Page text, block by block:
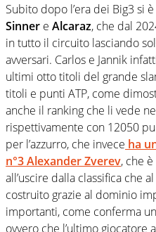
Subito dopo l’era dei Big3 si
Sinner e Alcaraz, che dal
in tutto il circuito lasciando
avversari. Carlos e Jannik
ultimi otto titoli del grande
titoli e punti ATP, come
anche il ranking che li vede
rispettivamente con 12050
per l’azzurro, che invece ha
n°3Alexander Zverev, che
all’uscire dalla classifica che
costruito grazie al dominio
importanti, come conferma
ovvero che l’ultimo giocatore